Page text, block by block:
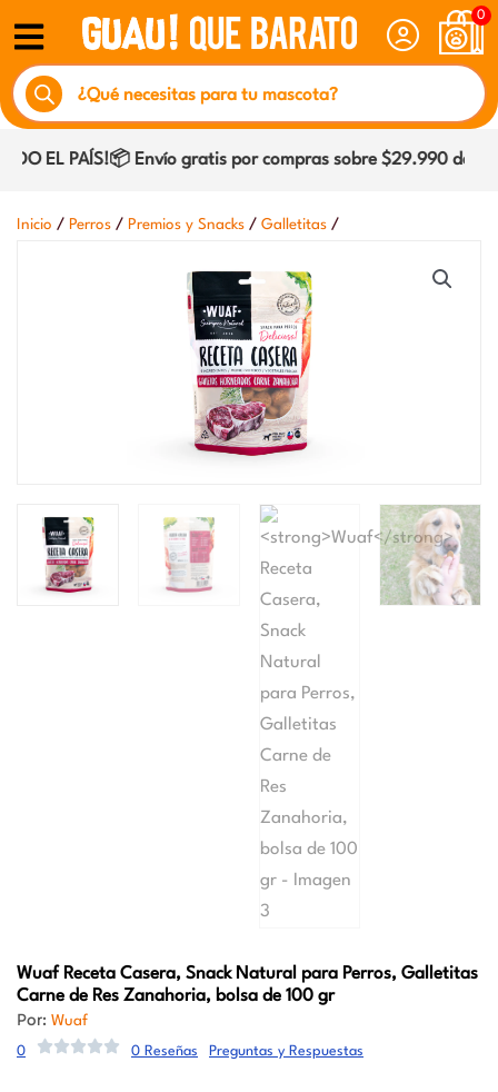
contenido
0
Búsqueda
de
productos
EL PAÍS!📦 Envío gratis por compras sobre $29.990 dentro
Inicio / Perros / Premios y Snacks / Galletitas /
Wuaf Receta Casera, Snack Natural para Perros, Galletitas
Carne de Res Zanahoria, bolsa de 100 gr
Por: Wuaf
0 0 Reseñas Preguntas y Respuestas